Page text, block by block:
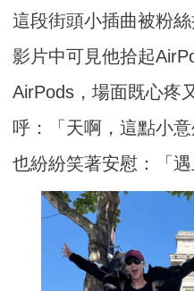
這段街頭小插曲被粉
影片中可見他拾起
AirPods，場面既心疼
呼：「天啊，這點小
也紛紛笑著安慰：「遇